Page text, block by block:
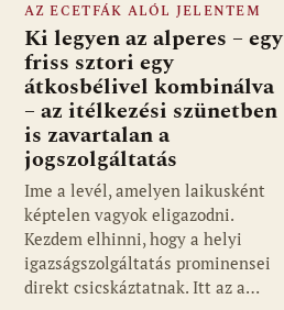
AZ ECETFÁK ALÓL JELENTEM
Ki legyen az alperes – egy
friss sztori egy
átkosbélivel kombinálva
– az itélkezési szünetben
is zavartalan a
jogszolgáltatás
Ime a levél, amelyen laikusként
képtelen vagyok eligazodni.
Kezdem elhinni, hogy a helyi
igazságszolgáltatás prominensei
direkt csicskáztatnak. Itt az a…